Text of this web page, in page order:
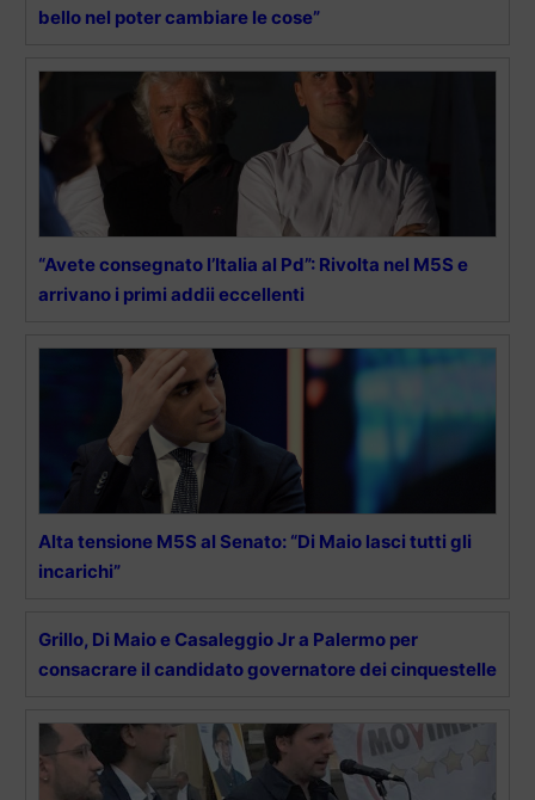
bello nel poter cambiare le cose”
“Avete consegnato l’Italia al Pd”: Rivolta nel M5S e
arrivano i primi addii eccellenti
Alta tensione M5S al Senato: “Di Maio lasci tutti gli
incarichi”
Grillo, Di Maio e Casaleggio Jr a Palermo per
consacrare il candidato governatore dei cinquestelle